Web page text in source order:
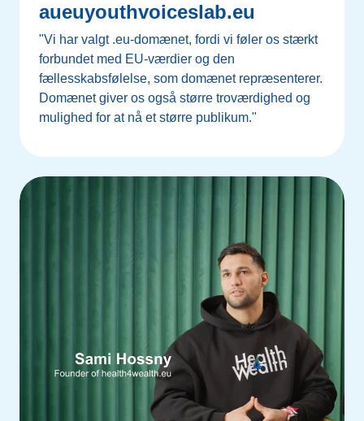
aueuyouthvoiceslab.eu
"Vi har valgt .eu-domænet, fordi vi føler os stærkt
forbundet med EU-værdier og den
fællesskabsfølelse, som domænet repræsenterer.
Domænet giver os også større troværdighed og
mulighed for at nå et større publikum."